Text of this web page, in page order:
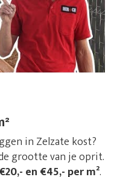
in Zelzate kost?
grootte van je oprit.
€20,- en €45,- per m².